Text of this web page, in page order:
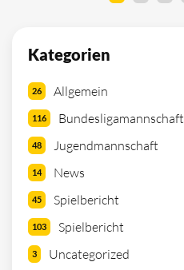
Kategorien
26 Allgemein
116 Bundesligamannschaft
48 Jugendmannschaft
14 News
45 Spielbericht
103 Spielbericht
3 Uncategorized